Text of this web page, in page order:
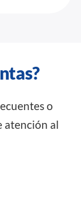
o
atención al